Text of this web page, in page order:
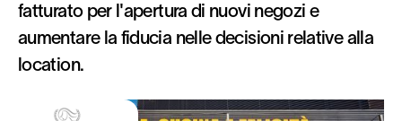
fatturato per l'apertura di nuovi negozi e
aumentare la fiducia nelle decisioni relative alla
location.